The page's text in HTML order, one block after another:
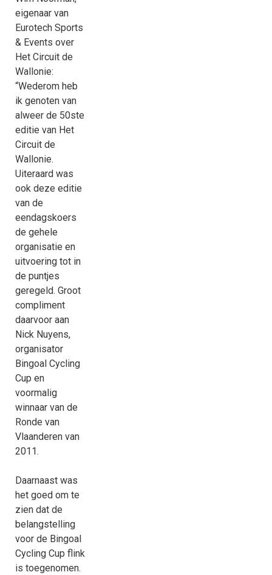
eigenaar van
Eurotech Sports
& Events over
Het Circuit de
Wallonie:
“Wederom heb
ik genoten van
alweer de 50ste
editie van Het
Circuit de
Wallonie.
Uiteraard was
ook deze editie
van de
eendagskoers
de gehele
organisatie en
uitvoering tot in
de puntjes
geregeld. Groot
compliment
daarvoor aan
Nick Nuyens,
organisator
Bingoal Cycling
Cup en
voormalig
winnaar van de
Ronde van
Vlaanderen van
2011.
Daarnaast was
het goed om te
zien dat de
belangstelling
voor de Bingoal
Cycling Cup flink
is toegenomen.